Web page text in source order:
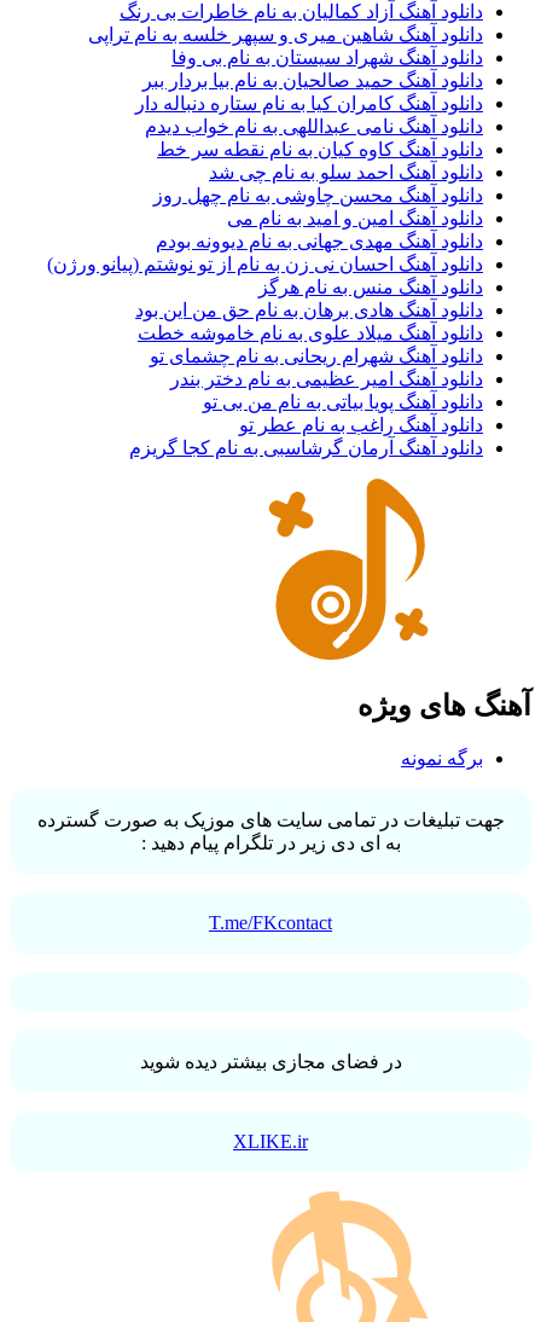
دانلود آهنگ آزاد کمالیان به نام خاطرات بی رنگ
دانلود آهنگ شاهین میری و سپهر خلسه به نام تراپی
دانلود آهنگ شهراد سیستان به نام بی وفا
دانلود آهنگ حمید صالحیان به نام بیا بردار ببر
دانلود آهنگ کامران کیا به نام ستاره دنباله دار
دانلود آهنگ نامی عبداللهی به نام خواب دیدم
دانلود آهنگ کاوه کیان به نام نقطه سر خط
دانلود آهنگ احمد سلو به نام چی شد
دانلود آهنگ محسن چاوشی به نام چهل روز
دانلود آهنگ امین و امید به نام می
دانلود آهنگ مهدی جهانی به نام دیوونه بودم
دانلود آهنگ احسان نی زن به نام از تو نوشتم (پیانو ورژن)
دانلود آهنگ منس به نام هرگز
دانلود آهنگ هادی برهان به نام حق من این بود
دانلود آهنگ میلاد علوی به نام خاموشه خطت
دانلود آهنگ شهرام ریحانی به نام چشمای تو
دانلود آهنگ امیر عظیمی به نام دختر بندر
دانلود آهنگ پویا بیاتی به نام من بی تو
دانلود آهنگ راغب به نام عطر تو
دانلود آهنگ آرمان گرشاسبی به نام کجا گریزم
آهنگ های ویژه
برگه نمونه
جهت تبلیغات در تمامی سایت های موزیک به صورت گسترده
به ای دی زیر در تلگرام پیام دهید :
T.me/FKcontact
در فضای مجازی بیشتر دیده شوید
XLIKE.ir